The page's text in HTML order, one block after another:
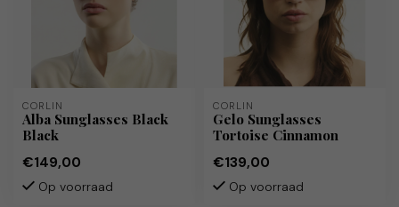
CORLIN
Alba Sunglasses Black
Black
€149,00
Op voorraad
CORLIN
Gelo Sunglasses
Tortoise Cinnamon
€139,00
Op voorraad